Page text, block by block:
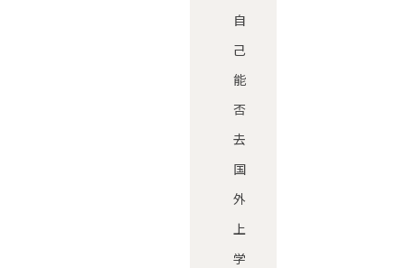
自
己
能
否
去
国
外
上
学